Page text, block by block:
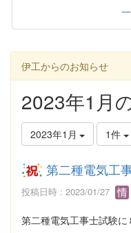
伊工からのお知らせ
2023年1月
2023年1月 1件
第二種電気工
投稿日時 : 2023/01/27
第二種電気工事士試験に